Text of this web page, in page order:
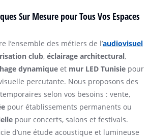
Sur Mesure pour Tous Vos Espaces
l’ensemble des métiers de l’audiovisuel
club, éclairage architectural,
dynamique et mur LED Tunisie pour
percutante. Nous proposons des
selon vos besoins : vente,
pour établissements permanents ou
pour concerts, salons et festivals.
d’une étude acoustique et lumineuse